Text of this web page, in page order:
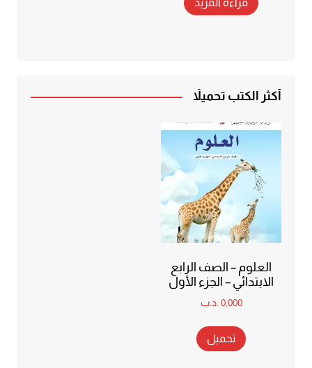
قراءة المزيد
أكثر الكتب تحميلاً
العلوم – الصف الرابع
الابتدائي – الجزء الأول
0,000 .د.ب
تحميل